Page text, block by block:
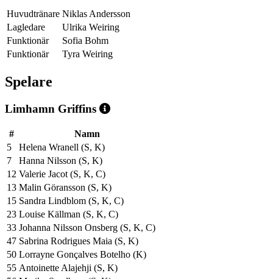
Huvudtränare Niklas Andersson
Lagledare
Ulrika Weiring
Funktionär
Sofia Bohm
Funktionär
Tyra Weiring
Spelare
Limhamn Griffins
#
Namn
5
Helena Wranell (S, K)
7
Hanna Nilsson (S, K)
12 Valerie Jacot (S, K, C)
13 Malin Göransson (S, K)
15 Sandra Lindblom (S, K, C)
23 Louise Källman (S, K, C)
33 Johanna Nilsson Onsberg (S, K, C)
47 Sabrina Rodrigues Maia (S, K)
50 Lorrayne Gonçalves Botelho (K)
55 Antoinette Alajehji (S, K)